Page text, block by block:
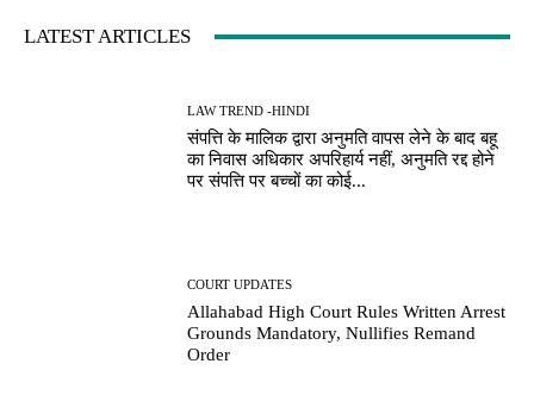
LATEST ARTICLES
LAW TREND -HINDI
संपत्ति के मालिक द्वारा अनुमति वापस लेने के बाद बहू
का निवास अधिकार अपरिहार्य नहीं, अनुमति रद्द होने
पर संपत्ति पर बच्चों का कोई...
COURT UPDATES
Allahabad High Court Rules Written Arrest
Grounds Mandatory, Nullifies Remand
Order